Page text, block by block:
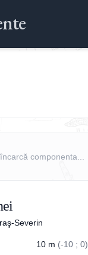
componenta...
Severin
10 m (-10 ; 0)